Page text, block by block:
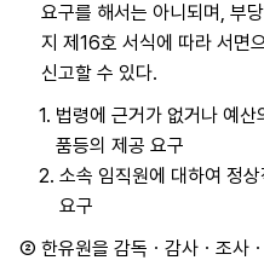
요구를 해서는 아니되며, 부
지 제16호 서식에 따라 서면
신고할 수 있다.
1. 법령에 근거가 없거나 예
품등의 제공 요구
2. 소속 임직원에 대하여 정
요구
② 한유원을 감독ㆍ감사ㆍ조사